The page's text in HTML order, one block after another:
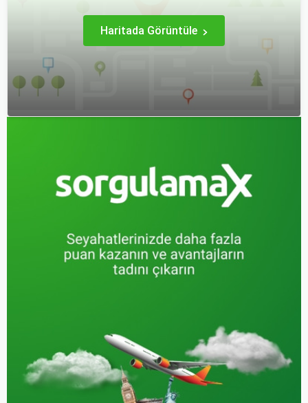
yaşamanızı sağlar.
Haritada Görüntüle